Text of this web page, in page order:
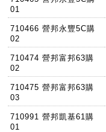
01
710466 營邦永豐5C購
02
710474 營邦富邦63購
02
710475 營邦富邦63購
03
710991 營邦凱基61購
01